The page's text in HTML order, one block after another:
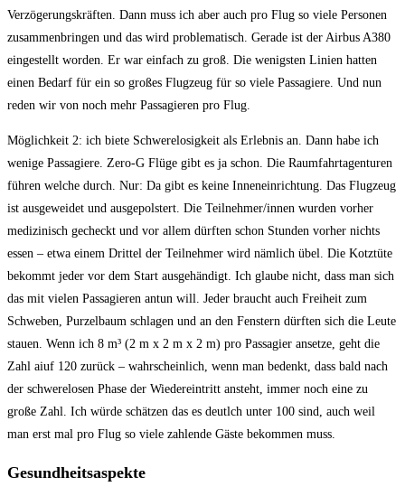
Verzögerungskräften. Dann muss ich aber auch pro Flug so viele Personen
zusammenbringen und das wird problematisch. Gerade ist der Airbus A380
eingestellt worden. Er war einfach zu groß. Die wenigsten Linien hatten
einen Bedarf für ein so großes Flugzeug für so viele Passagiere. Und nun
reden wir von noch mehr Passagieren pro Flug.
Möglichkeit 2: ich biete Schwerelosigkeit als Erlebnis an. Dann habe ich
wenige Passagiere. Zero-G Flüge gibt es ja schon. Die Raumfahrtagenturen
führen welche durch. Nur: Da gibt es keine Inneneinrichtung. Das Flugzeug
ist ausgeweidet und ausgepolstert. Die Teilnehmer/innen wurden vorher
medizinisch gecheckt und vor allem dürften schon Stunden vorher nichts
essen – etwa einem Drittel der Teilnehmer wird nämlich übel. Die Kotztüte
bekommt jeder vor dem Start ausgehändigt. Ich glaube nicht, dass man sich
das mit vielen Passagieren antun will. Jeder braucht auch Freiheit zum
Schweben, Purzelbaum schlagen und an den Fenstern dürften sich die Leute
stauen. Wenn ich 8 m³ (2 m x 2 m x 2 m) pro Passagier ansetze, geht die
Zahl aiuf 120 zurück – wahrscheinlich, wenn man bedenkt, dass bald nach
der schwerelosen Phase der Wiedereintritt ansteht, immer noch eine zu
große Zahl. Ich würde schätzen das es deutlch unter 100 sind, auch weil
man erst mal pro Flug so viele zahlende Gäste bekommen muss.
Gesundheitsaspekte